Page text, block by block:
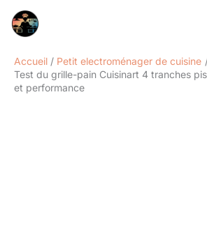
Accueil
Petit electroménager de cuisine
Test du grille-pain Cuisinart 4 tranches
et performance
Rechercher